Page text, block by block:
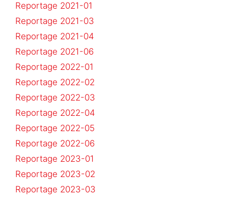
Reportage 2021-01
Reportage 2021-03
Reportage 2021-04
Reportage 2021-06
Reportage 2022-01
Reportage 2022-02
Reportage 2022-03
Reportage 2022-04
Reportage 2022-05
Reportage 2022-06
Reportage 2023-01
Reportage 2023-02
Reportage 2023-03